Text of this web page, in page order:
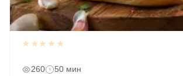
★★★★★
260 50 мин